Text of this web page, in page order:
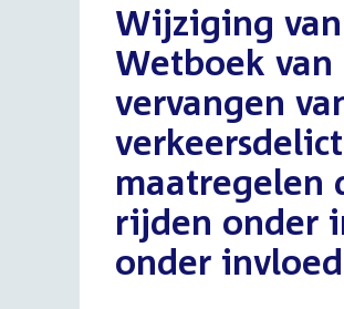
:Wijziging
Wetboek
vervangen
maatregelen
rijden onder
onder